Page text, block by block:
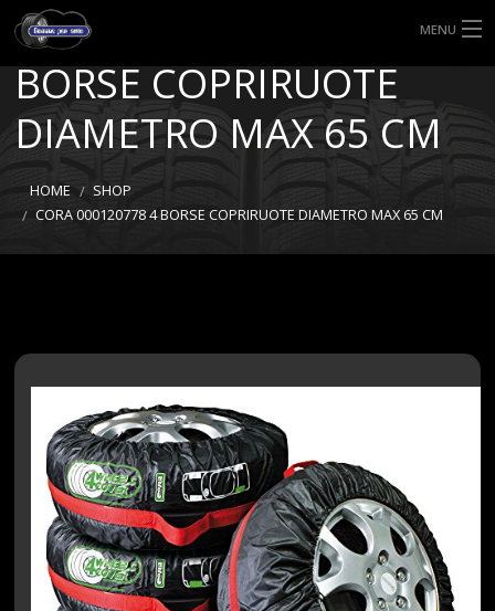
MENU
HOME
TIPI DI GOMME
MISURE GOMME
CORA 000120778 4
BORSE COPRIRUOTE
DIAMETRO MAX 65 CM
HOME
SHOP
CORA 000120778 4 BORSE COPRIRUOTE DIAMETRO MAX 65 CM